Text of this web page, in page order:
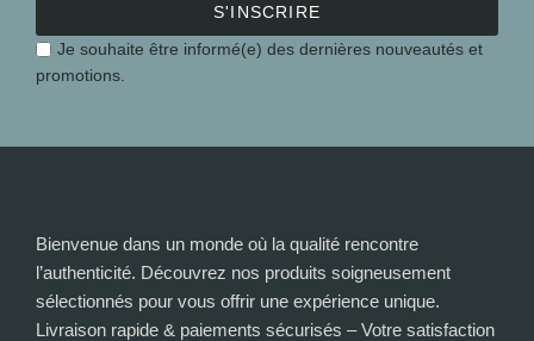
S'INSCRIRE
Je souhaite être informé(e) des dernières nouveautés et
promotions.
Bienvenue dans un monde où la qualité rencontre
l’authenticité. Découvrez nos produits soigneusement
sélectionnés pour vous offrir une expérience unique.
Livraison rapide & paiements sécurisés – Votre satisfaction